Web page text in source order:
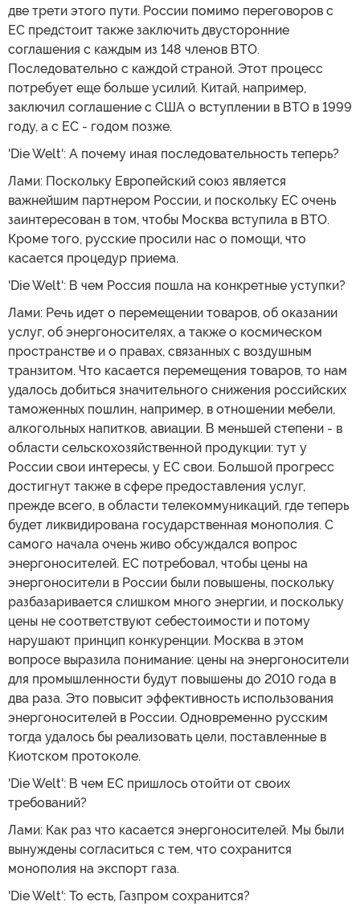
две трети этого пути. России помимо переговоров с
ЕС предстоит также заключить двусторонние
соглашения с каждым из 148 членов ВТО.
Последовательно с каждой страной. Этот процесс
потребует еще больше усилий. Китай, например,
заключил соглашение с США о вступлении в ВТО в 1999
году, а с ЕС - годом позже.
'Die Welt': А почему иная последовательность теперь?
Лами: Поскольку Европейский союз является
важнейшим партнером России, и поскольку ЕС очень
заинтересован в том, чтобы Москва вступила в ВТО.
Кроме того, русские просили нас о помощи, что
касается процедур приема.
'Die Welt': В чем Россия пошла на конкретные уступки?
Лами: Речь идет о перемещении товаров, об оказании
услуг, об энергоносителях, а также о космическом
пространстве и о правах, связанных с воздушным
транзитом. Что касается перемещения товаров, то нам
удалось добиться значительного снижения российских
таможенных пошлин, например, в отношении мебели,
алкогольных напитков, авиации. В меньшей степени - в
области сельскохозяйственной продукции: тут у
России свои интересы, у ЕС свои. Большой прогресс
достигнут также в сфере предоставления услуг,
прежде всего, в области телекоммуникаций, где теперь
будет ликвидирована государственная монополия. С
самого начала очень живо обсуждался вопрос
энергоносителей. ЕС потребовал, чтобы цены на
энергоносители в России были повышены, поскольку
разбазаривается слишком много энергии, и поскольку
цены не соответствуют себестоимости и потому
нарушают принцип конкуренции. Москва в этом
вопросе выразила понимание: цены на энергоносители
для промышленности будут повышены до 2010 года в
два раза. Это повысит эффективность использования
энергоносителей в России. Одновременно русским
тогда удалось бы реализовать цели, поставленные в
Киотском протоколе.
'Die Welt': В чем ЕС пришлось отойти от своих
требований?
Лами: Как раз что касается энергоносителей. Мы были
вынуждены согласиться с тем, что сохранится
монополия на экспорт газа.
'Die Welt': То есть, Газпром сохранится?